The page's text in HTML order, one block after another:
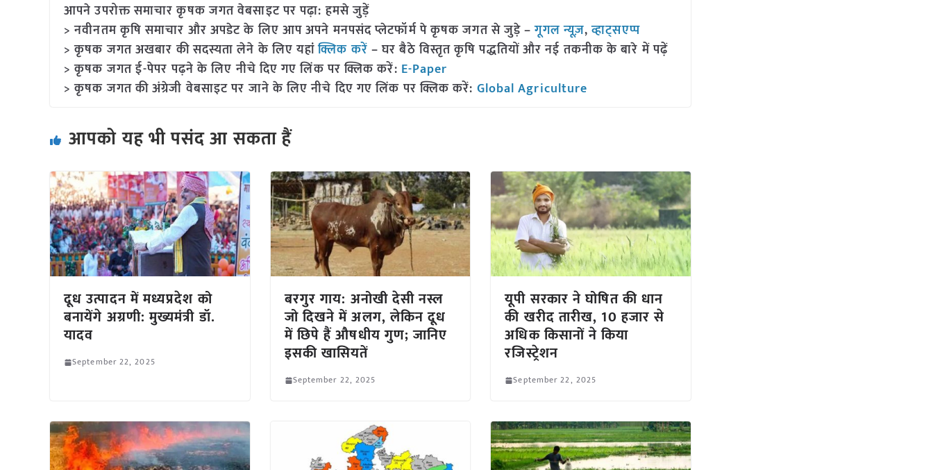
आपने उपरोक्त समाचार कृषक जगत वेबसाइट पर पढ़ा: हमसे जुड़ें
> नवीनतम कृषि समाचार और अपडेट के लिए आप अपने मनपसंद प्लेटफॉर्म पे कृषक जगत से जुड़े –गूगल न्यूज़,व्हाट्सएप्प
> कृषक जगत अखबार की सदस्यता लेने के लिए यहांक्लिक करें – घर बैठे विस्तृत कृषि पद्धतियों और नई तकनीक के बारे में पढ़ें
> कृषक जगत ई-पेपर पढ़ने के लिए नीचे दिए गए लिंक पर क्लिक करें: E-Paper
> कृषक जगत की अंग्रेजी वेबसाइट पर जाने के लिए नीचे दिए गए लिंक पर क्लिक करें: Global Agriculture
आपको यह भी पसंद आ सकता हैं
दूध उत्पादन में मध्यप्रदेश को
बनायेंगे अग्रणी: मुख्यमंत्री डॉ.
यादव
September 22, 2025
बरगुर गाय: अनोखी देसी नस्ल
जो दिखने में अलग, लेकिन दूध
में छिपे हैं औषधीय गुण; जानिए
इसकी खासियतें
September 22, 2025
यूपी सरकार ने घोषित की धान
की खरीद तारीख, 10 हजार से
अधिक किसानों ने किया
रजिस्ट्रेशन
September 22, 2025